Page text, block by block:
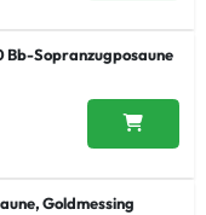
Bb-Sopranzugposaune
Goldmessing